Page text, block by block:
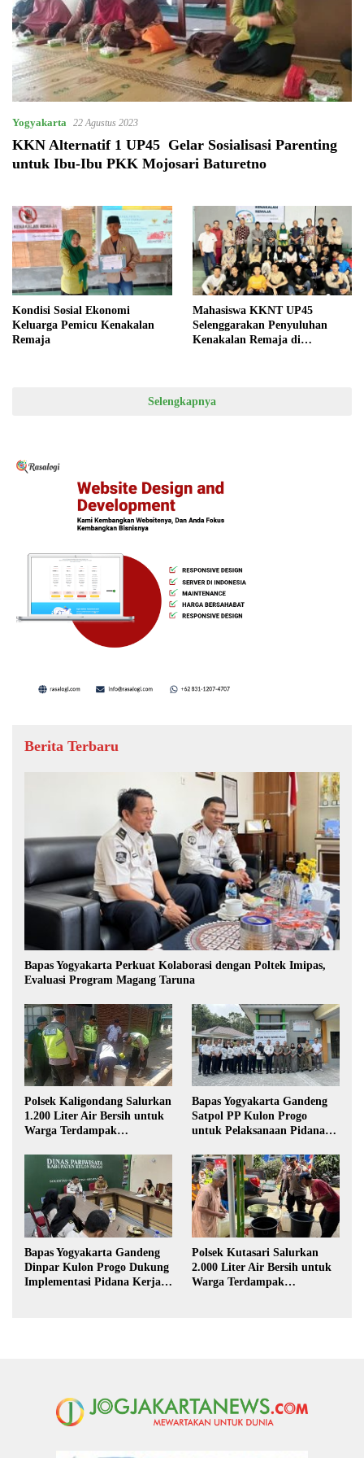
Yogyakarta 22 Agustus 2023
KKN Alternatif 1 UP45 Gelar Sosialisasi Parenting
untuk Ibu-Ibu PKK Mojosari Baturetno
Kondisi Sosial Ekonomi
Keluarga Pemicu Kenakalan
Remaja
Mahasiswa KKNT UP45
Selenggarakan Penyuluhan
Kenakalan Remaja di
Selengkapnya
Berita Terbaru
Bapas Yogyakarta Perkuat Kolaborasi dengan Poltek Imipas,
Evaluasi Program Magang Taruna
Polsek Kaligondang Salurkan
1.200 Liter Air Bersih untuk
Warga Terdampak
Bapas Yogyakarta Gandeng
Satpol PP Kulon Progo
untuk Pelaksanaan Pidana
Bapas Yogyakarta Gandeng
Dinpar Kulon Progo Dukung
Implementasi Pidana Kerja
Polsek Kutasari Salurkan
2.000 Liter Air Bersih untuk
Warga Terdampak